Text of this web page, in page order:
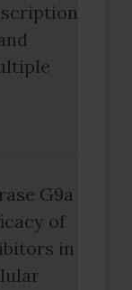
G9a
of
in